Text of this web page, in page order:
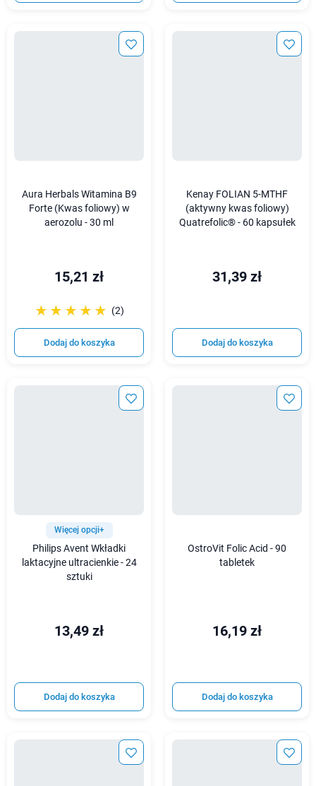
Aura Herbals Witamina B9
Forte (Kwas foliowy) w
aerozolu - 30 ml
15,21 zł
☆☆☆☆☆
★★★★★ (2)
Dodaj do koszyka
Kenay FOLIAN 5-MTHF
(aktywny kwas foliowy)
Quatrefolic® - 60 kapsułek
31,39 zł
Dodaj do koszyka
Więcej opcji+
Philips Avent Wkładki
laktacyjne ultracienkie - 24
sztuki
13,49 zł
Dodaj do koszyka
OstroVit Folic Acid - 90
tabletek
16,19 zł
Dodaj do koszyka